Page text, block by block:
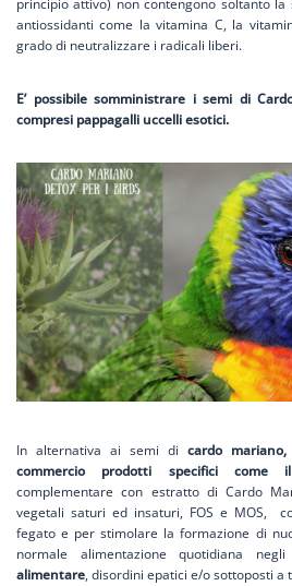
antiossidanti come la vitamina C, la
grado di neutralizzare i radicali liberi.
E’ possibile somministrare i semi di
compresi pappagalli uccelli esotici.
In alternativa ai semi di cardo
commercio prodotti specifici come
complementare con estratto di Cardo
vegetali saturi ed insaturi, FOS e MOS,
fegato e per stimolare la formazione di
normale alimentazione quotidiana negli
alimentare, disordini epatici e/o sottoposti a